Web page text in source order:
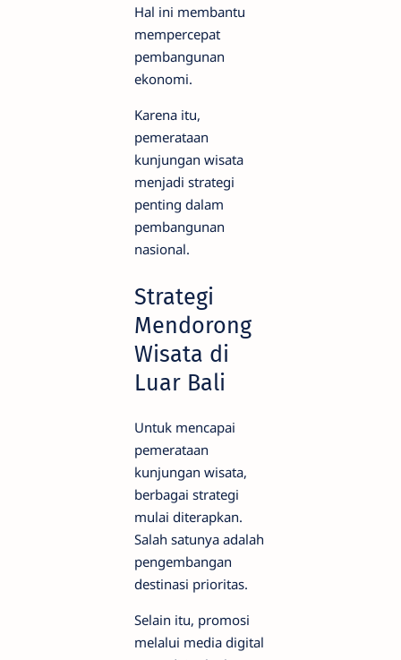
Hal ini membantu
mempercepat
pembangunan
ekonomi.
Karena itu,
pemerataan
kunjungan wisata
menjadi strategi
penting dalam
pembangunan
nasional.
Strategi
Mendorong
Wisata di
Luar Bali
Untuk mencapai
pemerataan
kunjungan wisata,
berbagai strategi
mulai diterapkan.
Salah satunya adalah
pengembangan
destinasi prioritas.
Selain itu, promosi
melalui media digital